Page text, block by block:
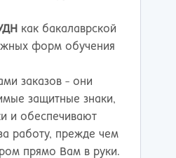
как бакалаврской
форм обучения
заказов - они
защитные знаки,
и обеспечивают
работу, прежде чем
прямо Вам в руки.